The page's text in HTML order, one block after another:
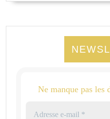
Ne manque pas les